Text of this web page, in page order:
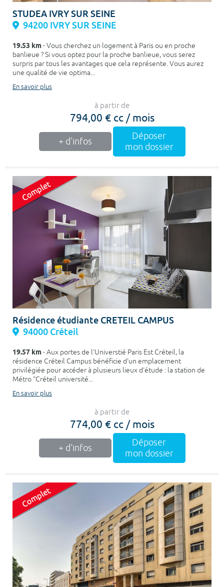
STUDEA IVRY SUR SEINE
94200 IVRY SUR SEINE
19.53 km- Vous cherchez un logement à Paris ou en proche
banlieue ? Si vous optez pour la proche banlieue, vous serez
surpris par tous les avantages que cela représente. Vous aurez
une qualité de vie optima...
En savoir plus
à partir de
794,00 € cc / mois
+ d'infos
Déposer
mon dossier
Résidence étudiante CRETEIL CAMPUS
94000 Créteil
19.57 km- Aux portes de l'Universtié Paris Est Créteil, la
résidence Créteil Campus bénéficie d'un emplacement
privilégiée pour accéder à plusieurs lieux d'étude : la station de
Métro "Créteil université...
En savoir plus
à partir de
774,00 € cc / mois
+ d'infos
Déposer
mon dossier